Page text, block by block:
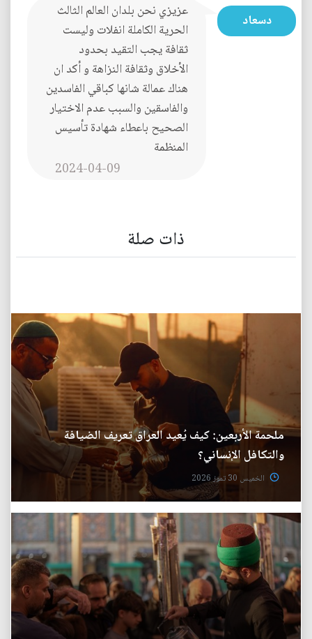
دسعاد
عزيزي نحن بلدان العالم الثالث
الحرية الكاملة انفلات وليست
ثقافة يجب التقيد بحدود
الأخلاق وثقافة النزاهة و أكد ان
هناك عمالة شانها كباقي الفاسدين
والفاسقين والسبب عدم الاختيار
الصحيح باعطاء شهادة تأسيس
المنظمة
2024-04-09
ذات صلة
ملحمة الأربعين: كيف يُعيد العراق تعريف الضيافة
والتكافل الإنساني؟
الخميس 30 تموز 2026